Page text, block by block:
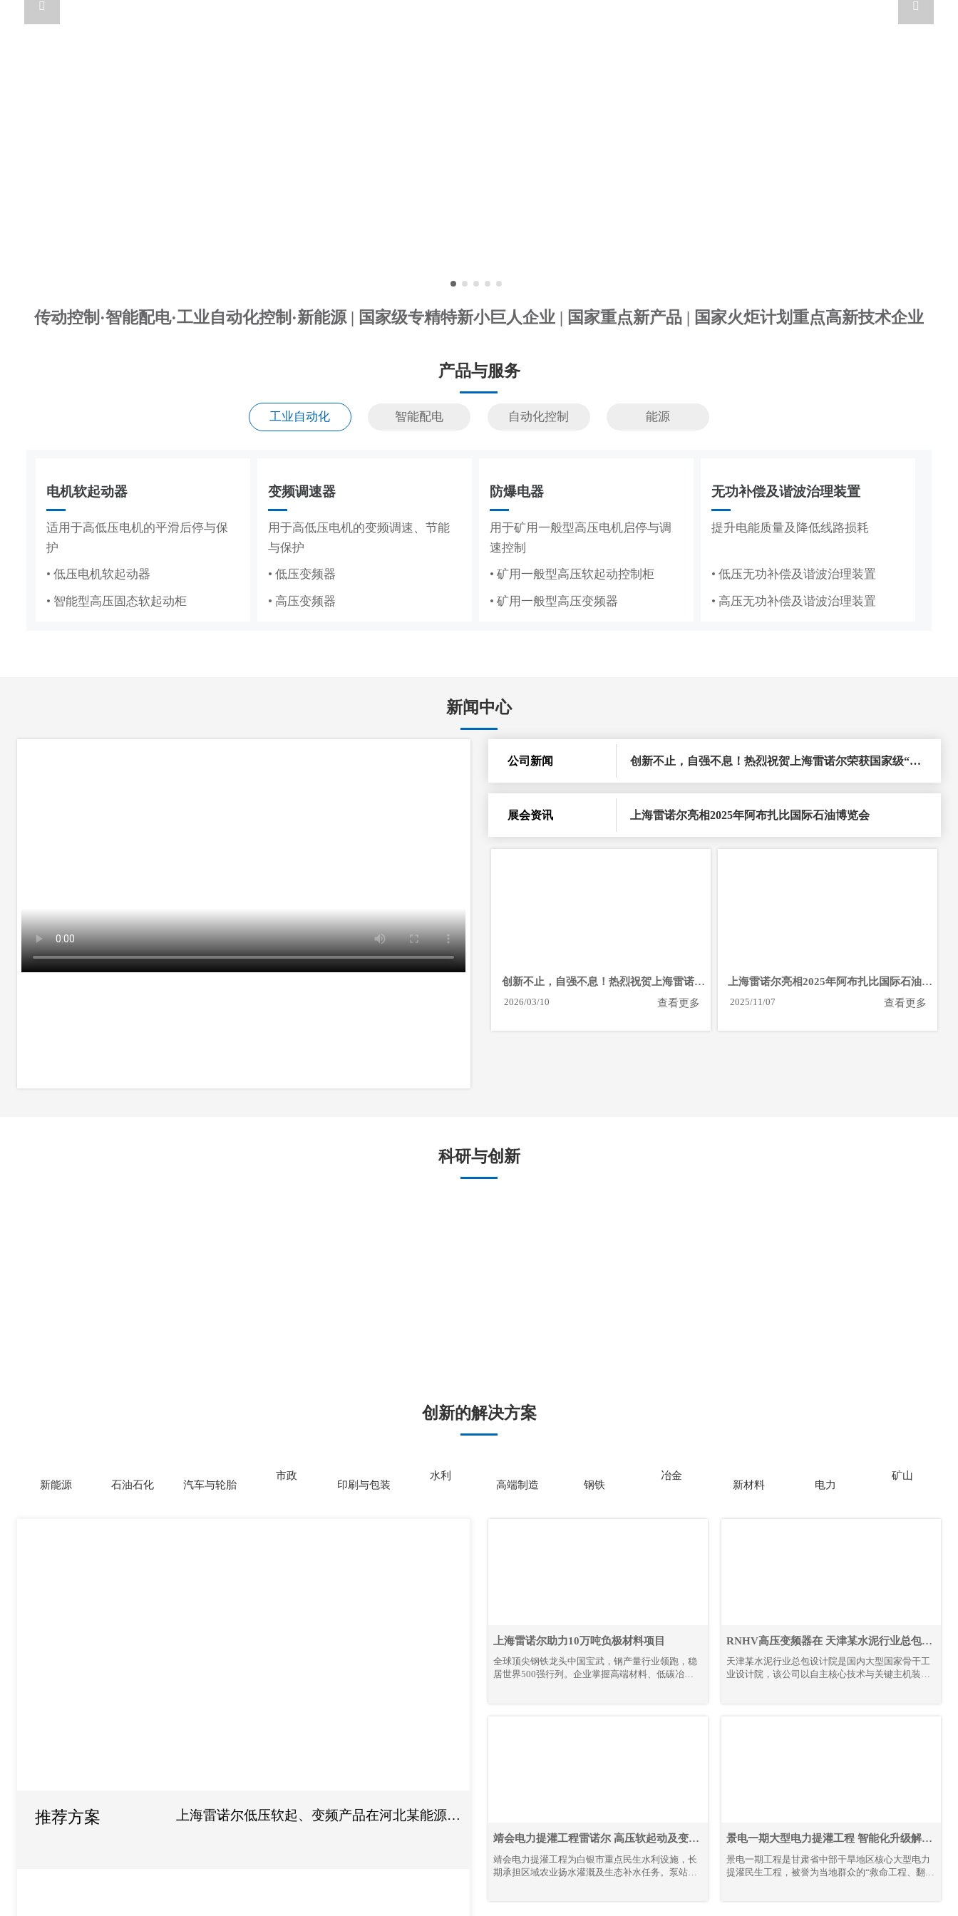
 
传动控制·智能配电·工业自动化控制·新能源 | 国家级专精特新小巨人企业 | 国家重点新产品 | 国家火炬计划重点高新技术企业
产品与服务
工业自动化 智能配电 自动化控制 能源
电机软起动器
适用于高低压电机的平滑后停与保
护
• 低压电机软起动器
• 智能型高压固态软起动柜
变频调速器
用于高低压电机的变频调速、节能
与保护
• 低压变频器
• 高压变频器
防爆电器
用于矿用一般型高压电机启停与调
速控制
• 矿用一般型高压软起动控制柜
• 矿用一般型高压变频器
无功补偿及谐波治理装置
提升电能质量及降低线路损耗
• 低压无功补偿及谐波治理装置
• 高压无功补偿及谐波治理装置
成套电器
高低压成套配电柜体，适配工厂、
电网、新能源多场景配电
• 低压成套
• 高压成套
传动控制
覆盖造纸、复卷、轧钢全场景传动
控制系统
• 造纸机传动控制系统
• 复卷机传动控制系统
DCS
适配纸浆造纸、水利工程的集散控
制系统
• 纸浆造纸DCS
• 水利工程DCS
MCS
用于高低压电机的变频调速、节能
与保护
• 辅助控制系统
• 液压控制系统
节能改造
抽油机、造纸真空泵专用变频节能
• 抽油机节能变频系统
• 造纸厂水环真空泵稳压节能系统
集装箱式储能系统
标准化集成储能，适配大型电站储
能场景
工商业储能系统
分布式储能，满足企业峰谷节电需
求
新闻中心
公司新闻
创新不止，自强不息！热烈祝贺上海雷诺尔荣获国家级“小
展会资讯 上海雷诺尔亮相2025年阿布扎比国际石油博览会
创新不止，自强不息！热烈祝贺上海雷诺尔
荣获国家级“小巨人”企业
2026/03/10 查看更多
上海雷诺尔亮相2025年阿布扎比国际石油博
览会
2025/11/07 查看更多
科研与创新
创新的解决方案
新能源 石油石化 汽车与轮胎
市政
印刷与包装
水利
高端制造
钢铁
冶金
新材料
电力
矿山
推荐方案
上海雷诺尔低压软起、变频产品在河北某能源公
上海雷诺尔助力10万吨负极材料项目
全球顶尖钢铁龙头中国宝武，钢产量行业领跑，稳
居世界500强行列。企业掌握高端材料、低碳冶金
RNHV高压变频器在 天津某水泥行业总包设
计院的应用
天津某水泥行业总包设计院是国内大型国家骨干工
业设计院，该公司以自主核心技术与关键主机装备
靖会电力提灌工程雷诺尔 高压软起动及变频
节能解决方案
靖会电力提灌工程为白银市重点民生水利设施，长
期承担区域农业扬水灌溉及生态补水任务。泵站机
景电一期大型电力提灌工程 智能化升级解决
方案
景电一期工程是甘肃省中部干旱地区核心大型电力
提灌民生工程，被誉为当地群众的“救命工程、翻身